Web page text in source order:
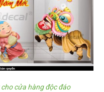
cửa hàng độc đáo